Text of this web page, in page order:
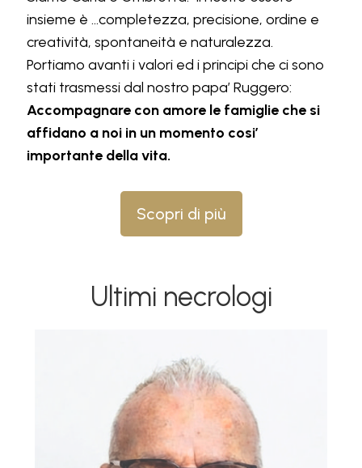
insieme è ...completezza, precisione, ordine e
creatività, spontaneità e naturalezza.
Portiamo avanti i valori ed i principi che ci sono
stati trasmessi dal nostro papa’ Ruggero:
Accompagnare con amore le famiglie che si
affidano a noi in un momento cosi’
importante della vita.
Scopri di più
Ultimi necrologi